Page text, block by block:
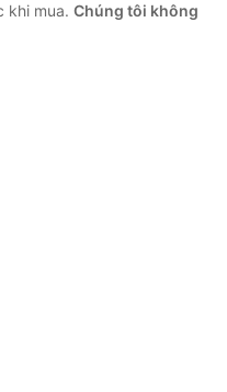
khi mua. Chúng tôi không